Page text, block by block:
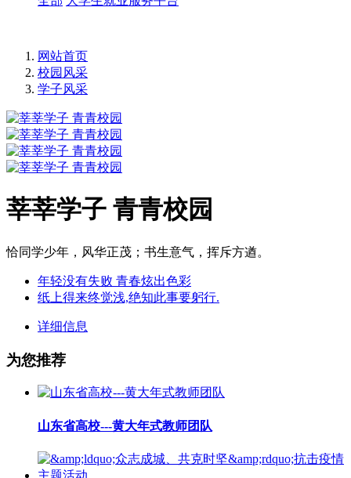
网站首页
校园风采
学子风采
莘莘学子 青青校园
恰同学少年，风华正茂；书生意气，挥斥方遒。
年轻没有失败 青春炫出色彩
纸上得来终觉浅,绝知此事要躬行.
详细信息
为您推荐
山东省高校---黄大年式教师团队